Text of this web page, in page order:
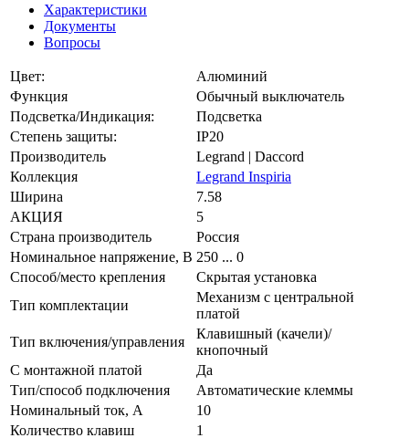
Характеристики
Документы
Вопросы
Цвет:
Алюминий
Функция
Обычный выключатель
Подсветка/Индикация:
Подсветка
Степень защиты:
IP20
Производитель
Legrand | Daccord
Коллекция
Legrand Inspiria
Ширина
7.58
АКЦИЯ
5
Страна производитель
Россия
Номинальное напряжение, В 250 ... 0
Способ/место крепления
Скрытая установка
Тип комплектации
Механизм с центральной
платой
Тип включения/управления
Клавишный (качели)/
кнопочный
С монтажной платой
Да
Тип/способ подключения
Автоматические клеммы
Номинальный ток, А
10
Количество клавиш
1